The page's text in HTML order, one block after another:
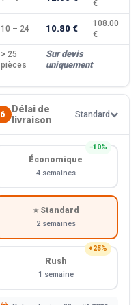
€
10 – 24 10.80 €
108.00
€
> 25
pièces
Sur devis
uniquement
6
Délai de
livraison
Standard
−10%
Économique
4 semaines
⭐ Standard
2 semaines
+25%
Rush
1 semaine